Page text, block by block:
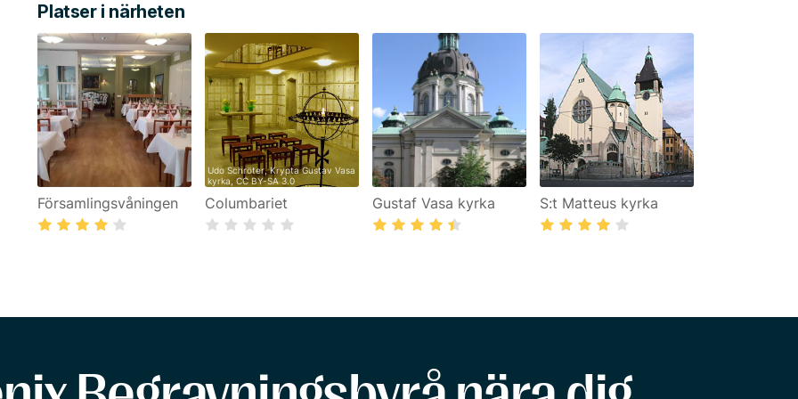
Platser i närheten
Församlingsvåningen Columbariet
Udo Schröter,Krypta Gustav Vasa
kyrka ,CC BY-SA 3.0
Gustaf Vasa kyrka S:t Matteus kyrka